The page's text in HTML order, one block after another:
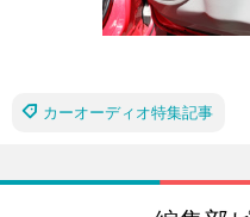
カーオーディオ特集記事